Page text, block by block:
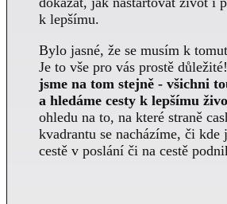
k lepšímu.
Bylo jasné, že se musím k
Je to vše pro vás prostě důležité!
jsme na tom stejně - všichni
a hledáme cesty k lepšímu
ohledu na to, na které straně
kvadrantu se nacházíme, či kde
cestě v poslání či na cestě